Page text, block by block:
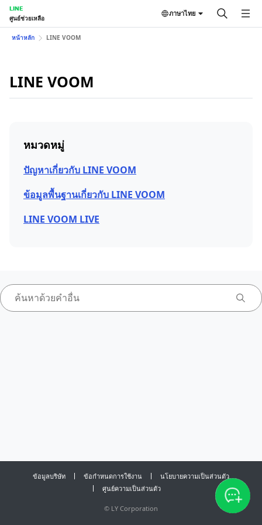
LINE
ศูนย์ช่วยเหลือ
ภาษาไทย
หน้าหลัก LINE VOOM
LINE VOOM
หมวดหมู่
ปัญหาเกี่ยวกับ LINE VOOM
ข้อมูลพื้นฐานเกี่ยวกับ LINE VOOM
LINE VOOM LIVE
ข้อมูลบริษัท ข้อกำหนดการใช้งาน
นโยบายความเป็นส่วนตัว
ศูนย์ความเป็นส่วนตัว
© LY Corporation